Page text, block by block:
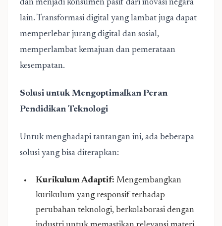
dan menjadi konsumen pasif dari inovasi negara
lain. Transformasi digital yang lambat juga dapat
memperlebar jurang digital dan sosial,
memperlambat kemajuan dan pemerataan
kesempatan.
Solusi untuk Mengoptimalkan Peran
Pendidikan Teknologi
Untuk menghadapi tantangan ini, ada beberapa
solusi yang bisa diterapkan:
Kurikulum Adaptif: Mengembangkan
kurikulum yang responsif terhadap
perubahan teknologi, berkolaborasi dengan